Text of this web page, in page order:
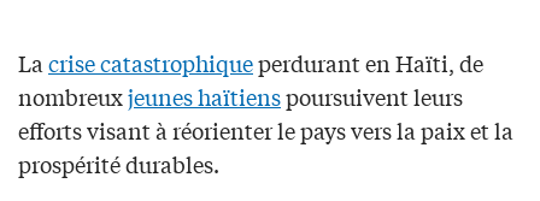
La crise catastrophiqueperdurant en Haïti, de
nombreuxjeunes haïtienspoursuivent leurs
efforts visant à réorienter le pays vers la paix et la
prospérité durables.